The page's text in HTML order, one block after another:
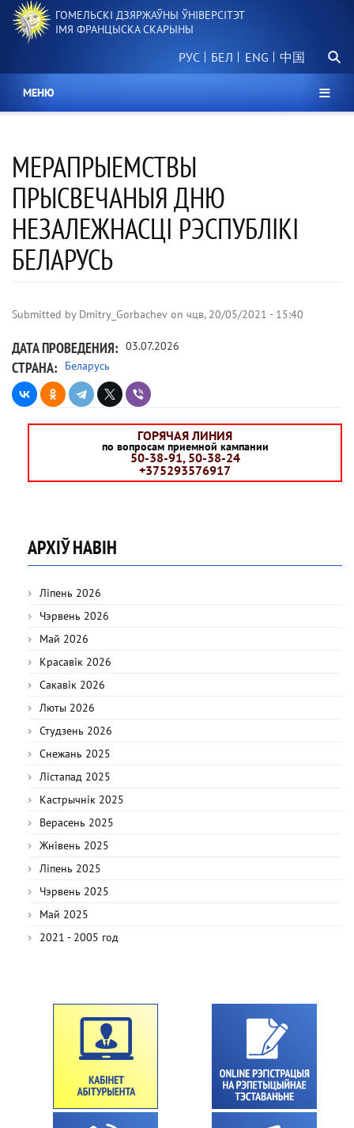
Перайсці
асноўнага
ГОМЕЛЬСКІ ДЗЯРЖАЎНЫ ЎНІВЕРСІТЭТ
ІМЯ ФРАНЦЫСКА СКАРЫНЫ
РУС БЕЛ 中国
МЕНЮ
МЕРАПРЫЕМСТВЫ
ПРЫСВЕЧАНЫЯ ДНЮ
НЕЗАЛЕЖНАСЦІ РЭСПУБЛІКІ
БЕЛАРУСЬ
Submitted by Dmitry_Gorbachev on чцв, 20/05/2021 - 15:40
ДАТА ПРОВЕДЕНИЯ 03.07.2026
СТРАНА Беларусь
ГОРЯЧАЯ ЛИНИЯ
по вопросам приемной кампании
50-38-91, 50-38-24
+375293576917
АРХІЎ НАВІН
Ліпень 2026
Чэрвень 2026
Май 2026
Красавік 2026
Сакавік 2026
Люты 2026
Студзень 2026
Снежань 2025
Лістапад 2025
Кастрычнік 2025
Верасень 2025
Жнівень 2025
Ліпень 2025
Чэрвень 2025
Май 2025
2021 - 2005 год